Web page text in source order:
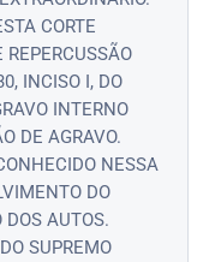
CORTE
INCISO I, DO
INTERNO
DE AGRAVO.
NESSA
DO
DOS AUTOS.
SUPREMO